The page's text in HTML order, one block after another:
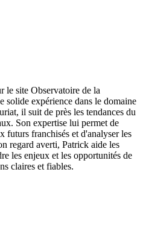
le site Observatoire de la
solide expérience dans le domaine
il suit de près les tendances du
Son expertise lui permet de
futurs franchisés et d'analyser les
regard averti, Patrick aide les
les enjeux et les opportunités de
claires et fiables.